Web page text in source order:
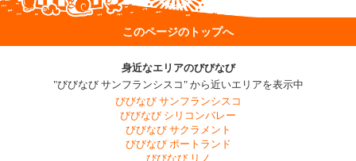
このページのトップへ
身近なエリアのびびなび
"びびなび サンフランシスコ" から近いエリアを表示中
びびなび サンフランシスコ
びびなび シリコンバレー
びびなび サクラメント
びびなび ポートランド
びびなび リノ